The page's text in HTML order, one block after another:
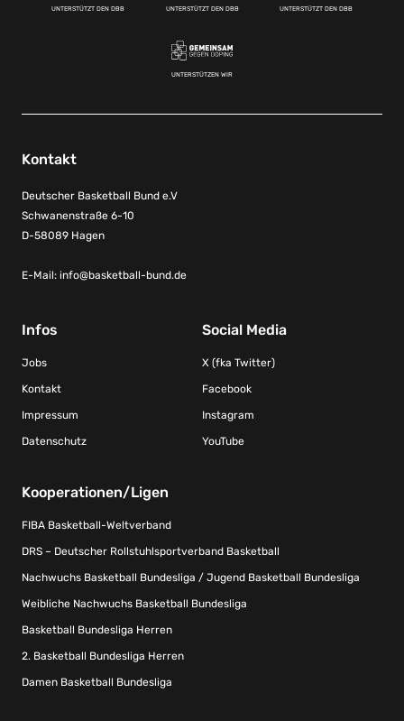
UNTERSTÜTZT DEN DBB UNTERSTÜTZT DEN DBB UNTERSTÜTZT DEN DBB
UNTERSTÜTZEN WIR
Kontakt
Deutscher Basketball Bund e.V
Schwanenstraße 6-10
D-58089 Hagen
E-Mail: info@basketball-bund.de
Infos
Jobs
Kontakt
Impressum
Datenschutz
Social Media
X (fka Twitter)
Facebook
Instagram
YouTube
Kooperationen/Ligen
FIBA Basketball-Weltverband
DRS – Deutscher Rollstuhlsportverband Basketball
Nachwuchs Basketball Bundesliga / Jugend Basketball Bundesliga
Weibliche Nachwuchs Basketball Bundesliga
Basketball Bundesliga Herren
2. Basketball Bundesliga Herren
Damen Basketball Bundesliga